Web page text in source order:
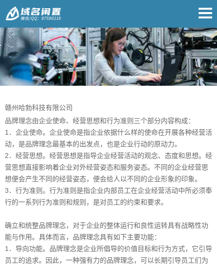
赣州哈勃科技有限公司
品牌理念由企业使命、经营思想和行为准则三个部分内容构成：
1．企业使命。企业使命是指企业依据什么样的使命在开展各种经营活
动，是品牌理念最基本的出发点，也是企业行动的原动力。
2．经营思想。经营思想是指导企业经营活动的观念、态度和思想。经
营思想直接影响着企业对外经营姿态和服务姿态。不同的企业经营思
想便会产生不同的经营姿态，便会给人以不同的企业形象的印象。
3．行为准则。行为准则是指企业内部员工在企业经营活动中所必须奉
行的一系列行为准则和规则，是对员工的约束和要求。
确立和统整品牌理念，对于企业的整体运行和良性运转具有战略性功
能与作用。具体而言，品牌理念具有如下主要功能：
1．导向功能。品牌理念是企业所倡导的价值目标和行为方式，它引导
员工的追求。因此，一种强有力的品牌理念，可以长期引导员工们为